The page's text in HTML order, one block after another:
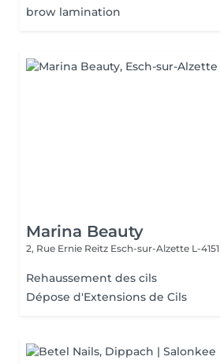
brow lamination
Marina Beauty
2, Rue Ernie Reitz Esch-sur-Alzette L-4151
Rehaussement des cils
Dépose d'Extensions de Cils